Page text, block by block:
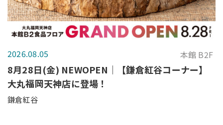
2026.08.05 本館 B2F
8月28日(金) NEWOPEN｜【鎌倉紅谷コーナー】
大丸福岡天神店に登場！
鎌倉紅谷